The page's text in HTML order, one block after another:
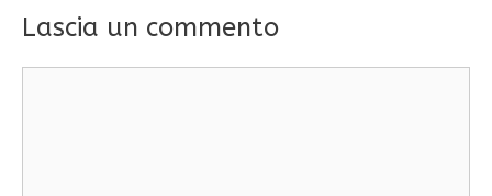
Lascia un commento